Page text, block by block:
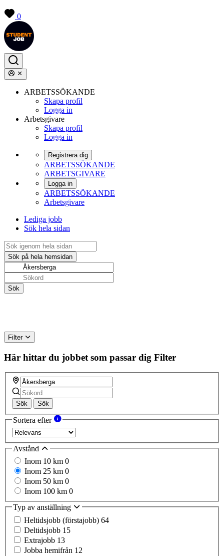
0
ARBETSSÖKANDE
Skapa profil
Logga in
Arbetsgivare
Skapa profil
Logga in
Registrera dig
ARBETSSÖKANDE
ARBETSGIVARE
Logga in
ARBETSSÖKANDE
Arbetsgivare
Lediga jobb
Sök hela sidan
Filter
Här hittar du jobbet som passar dig Filter
Sök Sök
Sortera efter
Avstånd
Inom 10 km 0
Inom 25 km 0
Inom 50 km 0
Inom 100 km 0
Typ av anställning
Heltidsjobb (förstajobb) 64
Deltidsjobb 15
Extrajobb 13
Jobba hemifrån 12